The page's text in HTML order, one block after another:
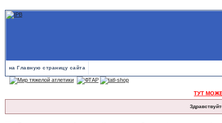
на Главную страницу сайта
ТУТ